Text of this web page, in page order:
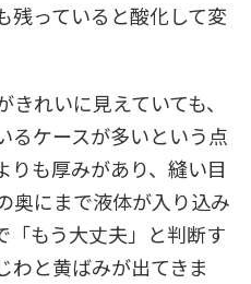
残っていると酸化して変
れいに見えていても、
るケースが多いという点
りも厚みがあり、縫い目
奥にまで液体が入り込み
「もう大丈夫」と判断す
わと黄ばみが出てきま